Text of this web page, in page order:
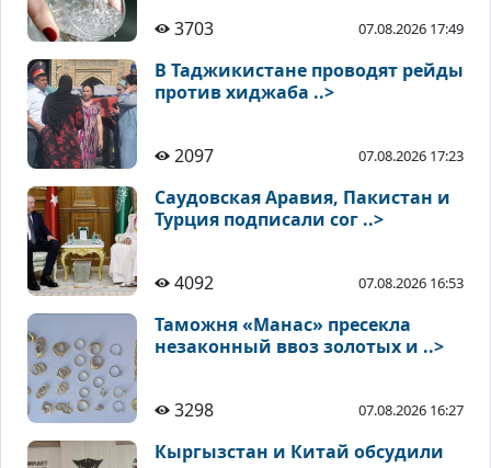
3703 07.08.2026 17:49
В Таджикистане проводят рейды
против хиджаба ..>
2097 07.08.2026 17:23
Саудовская Аравия, Пакистан и
Турция подписали сог ..>
4092 07.08.2026 16:53
Таможня «Манас» пресекла
незаконный ввоз золотых и ..>
3298 07.08.2026 16:27
Кыргызстан и Китай обсудили